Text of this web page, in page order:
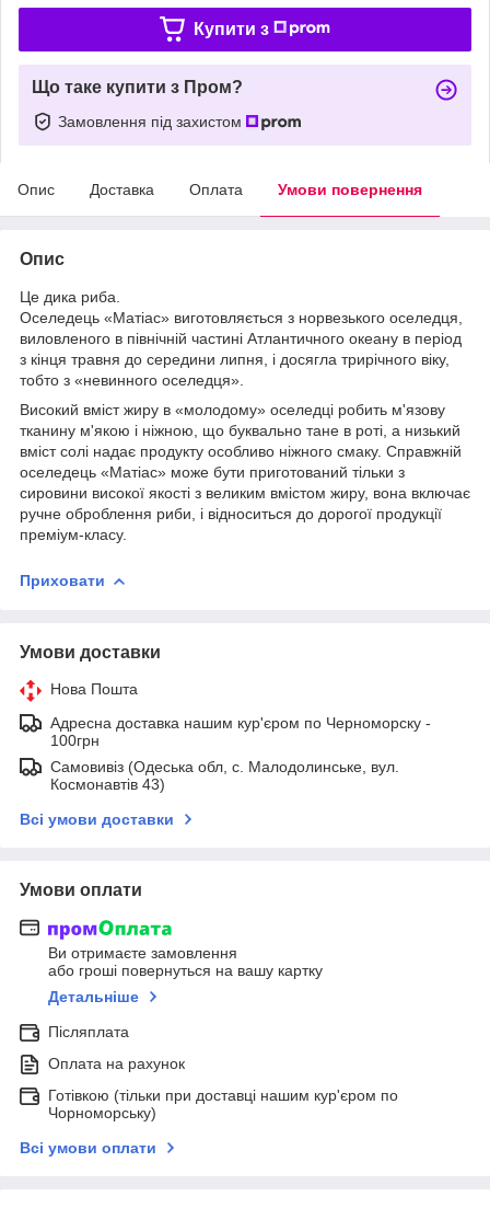
Купити з
Що таке купити з Пром?
Замовлення під захистом
Опис Доставка Оплата Умови повернення
Опис
Це дика риба.
Оселедець «Матіас» виготовляється з норвезького оселедця,
виловленого в північній частині Атлантичного океану в період
з кінця травня до середини липня, і досягла трирічного віку,
тобто з «невинного оселедця».
Високий вміст жиру в «молодому» оселедці робить м'язову
тканину м'якою і ніжною, що буквально тане в роті, а низький
вміст солі надає продукту особливо ніжного смаку. Справжній
оселедець «Матіас» може бути приготований тільки з
сировини високої якості з великим вмістом жиру, вона включає
ручне оброблення риби, і відноситься до дорогої продукції
преміум-класу.
Приховати
Умови доставки
Нова Пошта
Адресна доставка нашим кур'єром по Черноморску -
100грн
Самовивіз (Одеська обл, с. Малодолинське, вул.
Космонавтів 43)
Всі умови доставки
Умови оплати
Ви отримаєте замовлення
або гроші повернуться на вашу картку
Детальніше
Післяплата
Оплата на рахунок
Готівкою (тільки при доставці нашим кур'єром по
Чорноморську)
Всі умови оплати